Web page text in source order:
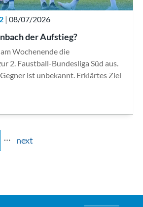
| 08/07/2026
der Aufstieg?
Wochenende die
2. Faustball-Bundesliga Süd aus.
ist unbekannt. Erklärtes Ziel
… next